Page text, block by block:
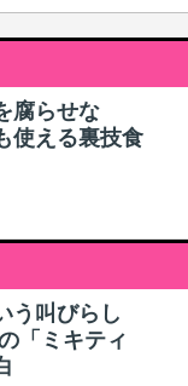
腐らせな
使える裏技食
う叫びらし
「ミキティ